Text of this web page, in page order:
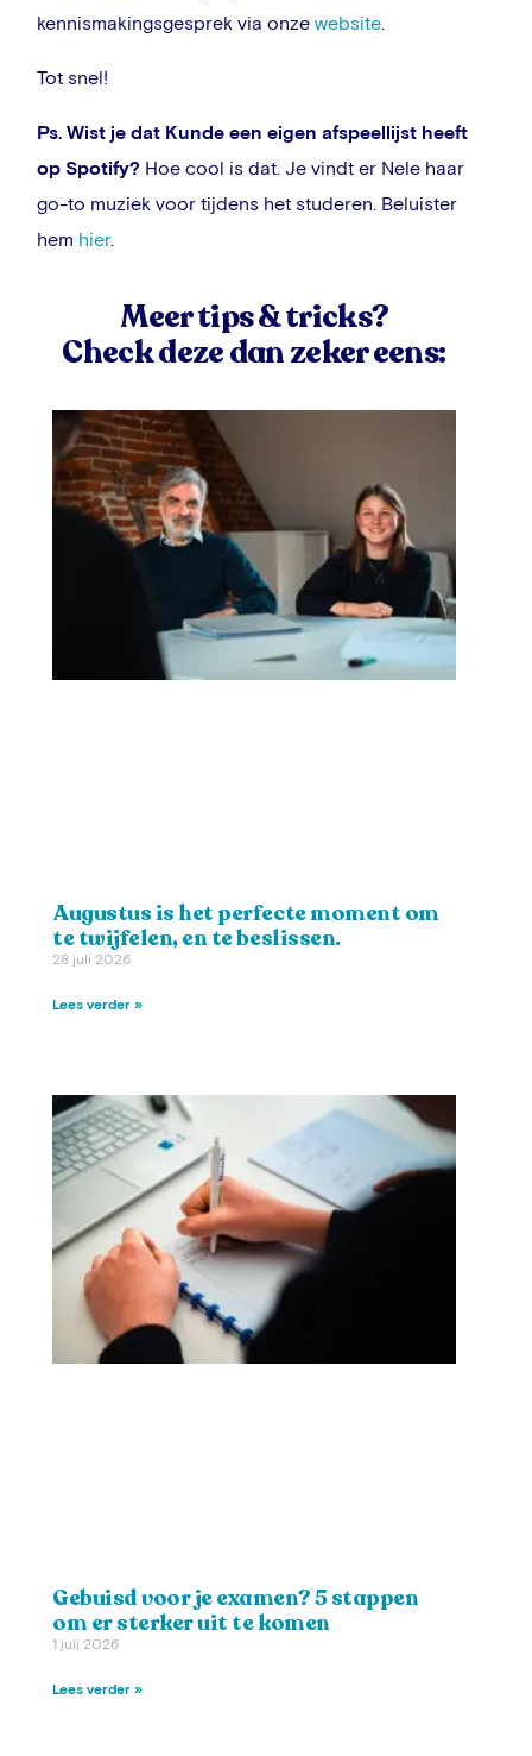
kennismakingsgesprek via onzewebsite.
Tot snel!
Ps. Wist je dat Kunde een eigen afspeellijst heeft
op Spotify? Hoe cool is dat. Je vindt er Nele haar
go-to muziek voor tijdens het studeren. Beluister
hem hier.
Meer tips & tricks?
Check deze dan zeker eens:
Augustus is het perfecte moment om
te twijfelen, en te beslissen.
28 juli 2026
Lees verder »
Gebuisd voor je examen? 5 stappen
om er sterker uit te komen
1 juli 2026
Lees verder »